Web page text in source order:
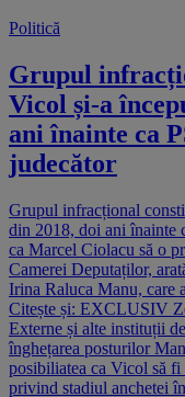
Politică
Grupul
Vicol și-a
ani înainte ca
judecător
Grupul infracțional
din 2018, doi ani înainte
ca Marcel Ciolacu să o
Camerei Deputaților,
Irina Raluca Manu, care
Citește și: EXCLUSIV
Externe și alte instituții
înghețarea posturilor
posibiliatea ca Vicol să
privind stadiul anchetei